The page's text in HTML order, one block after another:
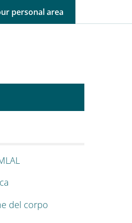
LANGUAGE
personal area
del corpo